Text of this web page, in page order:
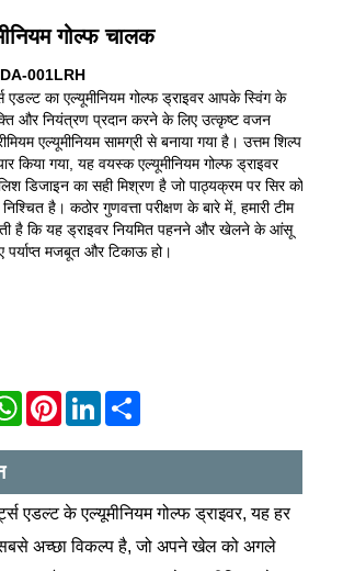
गोल्फ चालक
001LRH
एडल्ट का एल्यूमीनियम गोल्फ ड्राइवर आपके स्विंग के
और नियंत्रण प्रदान करने के लिए उत्कृष्ट वजन
एल्यूमीनियम सामग्री से बनाया गया है। उत्तम शिल्प
किया गया, यह वयस्क एल्यूमीनियम गोल्फ ड्राइवर
डिजाइन का सही मिश्रण है जो पाठ्यक्रम पर सिर को
है। कठोर गुणवत्ता परीक्षण के बारे में, हमारी टीम
है कि यह ड्राइवर नियमित पहनने और खेलने के आंसू
मजबूत और टिकाऊ हो।
WhatsApp
Pinterest
LinkedIn
एडल्ट के एल्यूमीनियम गोल्फ ड्राइवर, यह हर
अच्छा विकल्प है, जो अपने खेल को अगले